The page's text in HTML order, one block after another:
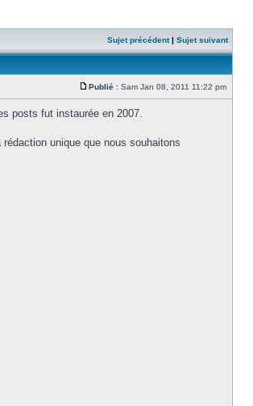
Sujet précédent| Sujet suivant
Publié : Sam Jan 08, 2011 11:22 pm
posts fut instaurée en 2007.
unique que nous souhaitons